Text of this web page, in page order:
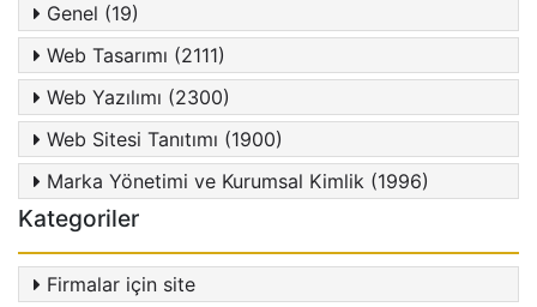
Genel (19)
Web Tasarımı (2111)
Web Yazılımı (2300)
Web Sitesi Tanıtımı (1900)
Marka Yönetimi ve Kurumsal Kimlik (1996)
Kategoriler
Firmalar için site